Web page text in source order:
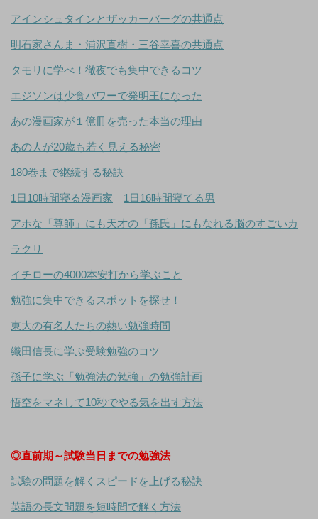
アインシュタインとザッカーバーグの共通点
明石家さんま・浦沢直樹・三谷幸喜の共通点
タモリに学べ！徹夜でも集中できるコツ
エジソンは少食パワーで発明王になった
あの漫画家が１億冊を売った本当の理由
あの人が20歳も若く見える秘密
180巻まで継続する秘訣
1日10時間寝る漫画家 1日16時間寝てる男
アホな「尊師」にも天才の「孫氏」にもなれる脳のすごいカ
ラクリ
イチローの4000本安打から学ぶこと
勉強に集中できるスポットを探せ！
東大の有名人たちの熱い勉強時間
織田信長に学ぶ受験勉強のコツ
孫子に学ぶ「勉強法の勉強」の勉強計画
悟空をマネして10秒でやる気を出す方法
◎直前期～試験当日までの勉強法
試験の問題を解くスピードを上げる秘訣
英語の長文問題を短時間で解く方法